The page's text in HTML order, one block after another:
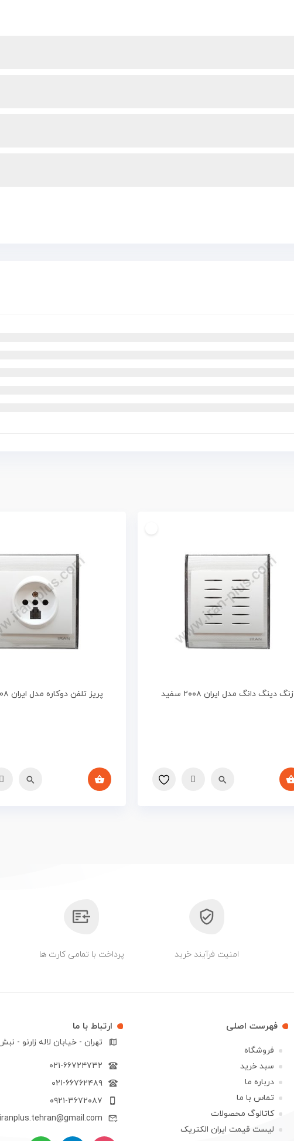
زنگ دینگ دانگ مدل ایران ۲۰۰۸ سفید پریز تلفن دوکاره مدل ایران ۲۰۰۸ سفید
امنیت فرآیند خرید پرداخت با تمامی کارت ها
فهرست اصلی
فروشگاه
سبد خرید
درباره ما
تماس با ما
کاتالوگ محصولات
لیست قیمت ایران الکتریک
ارتباط با ما
تهران - خیابان لاله زارنو -
۰۲۱-۶۶۷۲۴۷۳۲
۰۲۱-۶۶۷۶۲۴۸۹
۰۹۲۱-۳۶۷۲۰۸۷
iranplus.tehran@gmail.com